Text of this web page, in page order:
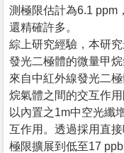
測極限估計為6.1 ppm
還精確許多。
綜上研究經驗，本研
發光二極體的微量甲
來自中紅外線發光二
烷氣體之間的交互作
以內置之1m中空光纖
互作用。透過採用直
極限擴展到低至17